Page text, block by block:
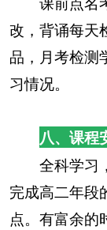
改，背诵每天
品，月考检测
习情况。
八、课程
全科学习，
完成高二年段
点。有富余的